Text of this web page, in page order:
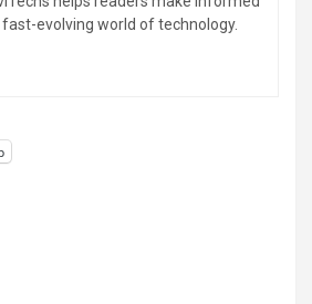
evolving world of technology.